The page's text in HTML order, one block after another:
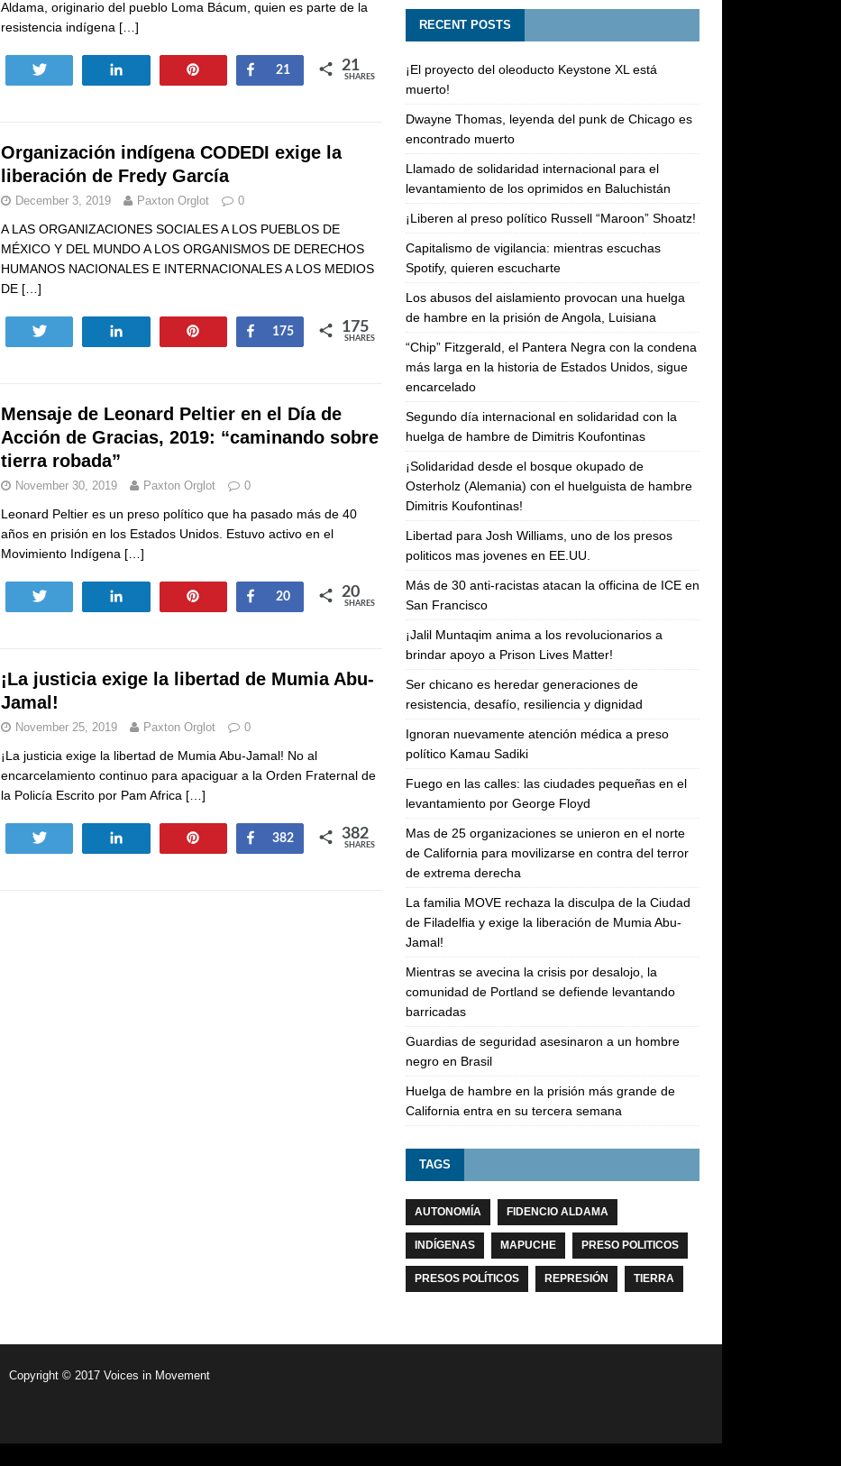
Aldama, originario del pueblo Loma Bácum, quien es parte de la
resistencia indígena […]
Share
21 21
SHARES
Organización indígena CODEDI exige la
liberación de Fredy García
December 3, 2019 Paxton Orglot 0
A LAS ORGANIZACIONES SOCIALES A LOS PUEBLOS DE
MÉXICO Y DEL MUNDO A LOS ORGANISMOS DE DERECHOS
HUMANOS NACIONALES E INTERNACIONALES A LOS MEDIOS
DE […]
Share
175 175
SHARES
Mensaje de Leonard Peltier en el Día de
Acción de Gracias, 2019: “caminando sobre
tierra robada”
November 30, 2019 Paxton Orglot 0
Leonard Peltier es un preso político que ha pasado más de 40
años en prisión en los Estados Unidos. Estuvo activo en el
Movimiento Indígena […]
Share
20 20
SHARES
¡La justicia exige la libertad de Mumia Abu-
Jamal!
November 25, 2019 Paxton Orglot 0
¡La justicia exige la libertad de Mumia Abu-Jamal! No al
encarcelamiento continuo para apaciguar a la Orden Fraternal de
la Policía Escrito por Pam Africa […]
Share
382 382
SHARES
RECENT POSTS
¡El proyecto del oleoducto Keystone XL está
muerto!
Dwayne Thomas, leyenda del punk de Chicago es
encontrado muerto
Llamado de solidaridad internacional para el
levantamiento de los oprimidos en Baluchistán
¡Liberen al preso político Russell “Maroon” Shoatz!
Capitalismo de vigilancia: mientras escuchas
Spotify, quieren escucharte
Los abusos del aislamiento provocan una huelga
de hambre en la prisión de Angola, Luisiana
“Chip” Fitzgerald, el Pantera Negra con la condena
más larga en la historia de Estados Unidos, sigue
encarcelado
Segundo día internacional en solidaridad con la
huelga de hambre de Dimitris Koufontinas
¡Solidaridad desde el bosque okupado de
Osterholz (Alemania) con el huelguista de hambre
Dimitris Koufontinas!
Libertad para Josh Williams, uno de los presos
politicos mas jovenes en EE.UU.
Más de 30 anti-racistas atacan la officina de ICE en
San Francisco
¡Jalil Muntaqim anima a los revolucionarios a
brindar apoyo a Prison Lives Matter!
Ser chicano es heredar generaciones de
resistencia, desafío, resiliencia y dignidad
Ignoran nuevamente atención médica a preso
político Kamau Sadiki
Fuego en las calles: las ciudades pequeñas en el
levantamiento por George Floyd
Mas de 25 organizaciones se unieron en el norte
de California para movilizarse en contra del terror
de extrema derecha
La familia MOVE rechaza la disculpa de la Ciudad
de Filadelfia y exige la liberación de Mumia Abu-
Jamal!
Mientras se avecina la crisis por desalojo, la
comunidad de Portland se defiende levantando
barricadas
Guardias de seguridad asesinaron a un hombre
negro en Brasil
Huelga de hambre en la prisión más grande de
California entra en su tercera semana
TAGS
AUTONOMÍA FIDENCIO ALDAMA
INDÍGENAS MAPUCHE PRESO POLITICOS
PRESOS POLÍTICOS REPRESIÓN TIERRA
Copyright © 2017 Voices in Movement